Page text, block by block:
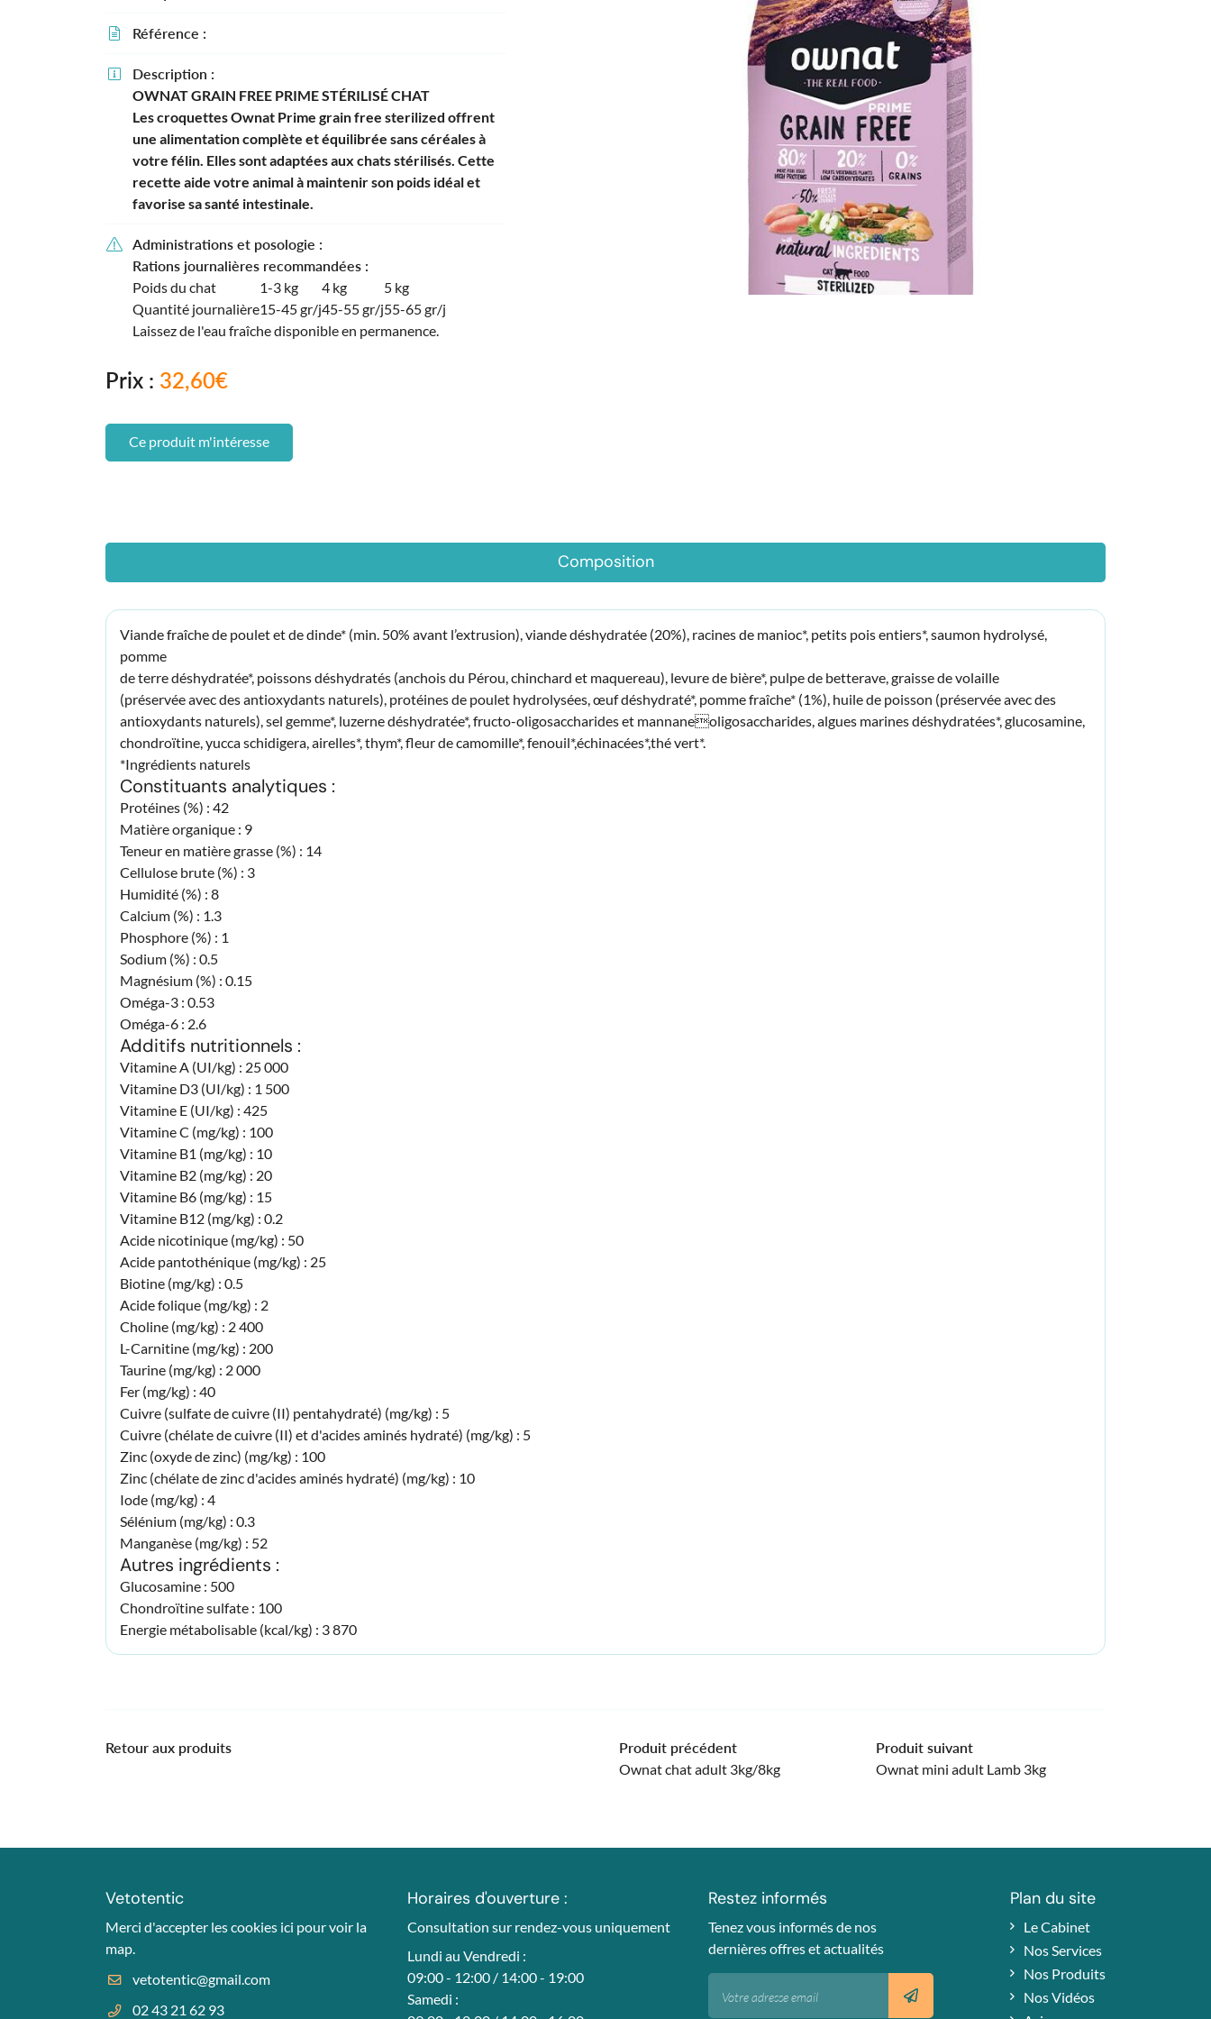
En cochant cette case, vous consentez à recevoir nos propositions commerciales à l'adresse
formulaire de désinscription.
Inscription
 Référence :

Description :
OWNAT GRAIN FREE PRIME STÉRILISÉ CHAT
Les croquettes Ownat Prime grain free sterilized offrent
une alimentation complète et équilibrée sans céréales à
votre félin. Elles sont adaptées aux chats stérilisés. Cette
recette aide votre animal à maintenir son poids idéal et
favorise sa santé intestinale.

Administrations et posologie :
Rations journalières recommandées :
Poids du chat
1-3 kg 4 kg
5 kg
Quantité journalière15-45 gr/j45-55 gr/j55-65 gr/j
Laissez de l'eau fraîche disponible en permanence.
Prix : 32,60€
Ce produit m'intéresse
Composition
Viande fraîche de poulet et de dinde* (min. 50% avant l’extrusion), viande déshydratée (20%), racines de manioc*, petits pois entiers*, saumon hydrolysé,
pomme
de terre déshydratée*, poissons déshydratés (anchois du Pérou, chinchard et maquereau), levure de bière*, pulpe de betterave, graisse de volaille
(préservée avec des antioxydants naturels), protéines de poulet hydrolysées, œuf déshydraté*, pomme fraîche* (1%), huile de poisson (préservée avec des
antioxydants naturels), sel gemme*, luzerne déshydratée*, fructo-oligosaccharides et mannaneoligosaccharides, algues marines déshydratées*, glucosamine,
chondroïtine, yucca schidigera, airelles*, thym*, fleur de camomille*, fenouil*,échinacées*,thé vert*.
*Ingrédients naturels
Constituants analytiques :
Protéines (%) : 42
Matière organique : 9
Teneur en matière grasse (%) : 14
Cellulose brute (%) : 3
Humidité (%) : 8
Calcium (%) : 1.3
Phosphore (%) : 1
Sodium (%) : 0.5
Magnésium (%) : 0.15
Oméga-3 : 0.53
Oméga-6 : 2.6
Additifs nutritionnels :
Vitamine A (UI/kg) : 25 000
Vitamine D3 (UI/kg) : 1 500
Vitamine E (UI/kg) : 425
Vitamine C (mg/kg) : 100
Vitamine B1 (mg/kg) : 10
Vitamine B2 (mg/kg) : 20
Vitamine B6 (mg/kg) : 15
Vitamine B12 (mg/kg) : 0.2
Acide nicotinique (mg/kg) : 50
Acide pantothénique (mg/kg) : 25
Biotine (mg/kg) : 0.5
Acide folique (mg/kg) : 2
Choline (mg/kg) : 2 400
L-Carnitine (mg/kg) : 200
Taurine (mg/kg) : 2 000
Fer (mg/kg) : 40
Cuivre (sulfate de cuivre (II) pentahydraté) (mg/kg) : 5
Cuivre (chélate de cuivre (II) et d'acides aminés hydraté) (mg/kg) : 5
Zinc (oxyde de zinc) (mg/kg) : 100
Zinc (chélate de zinc d'acides aminés hydraté) (mg/kg) : 10
Iode (mg/kg) : 4
Sélénium (mg/kg) : 0.3
Manganèse (mg/kg) : 52
Autres ingrédients :
Glucosamine : 500
Chondroïtine sulfate : 100
Energie métabolisable (kcal/kg) : 3 870
Retour aux produits
Produit précédent
Ownat chat adult 3kg/8kg
Produit suivant
Ownat mini adult Lamb 3kg
Vetotentic
Merci d'accepter les cookies ici pour voir la
map.
02 43 21 62 93
Horaires d'ouverture :
Consultation sur rendez-vous uniquement
Lundi au Vendredi :
09:00 - 12:00 / 14:00 - 19:00
Samedi :
Restez informés
Tenez vous informés de nos
dernières offres et actualités
Plan du site
Le Cabinet
Nos Services
Nos Produits
Nos Vidéos